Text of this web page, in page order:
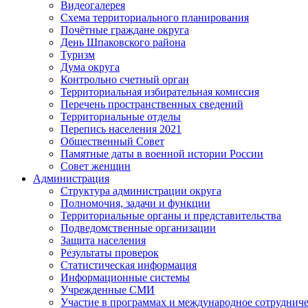
Видеогалерея
Схема территориального планирования
Почётные граждане округа
День Шпаковского района
Туризм
Дума округа
Контрольно счетный орган
Территориальная избирательная комиссия
Перечень пространственных сведений
Территориальные отделы
Перепись населения 2021
Общественный Совет
Памятные даты в военной истории России
Совет женщин
Администрация
Структура администрации округа
Полномочия, задачи и функции
Территориальные органы и представительства
Подведомственные организации
Защита населения
Результаты проверок
Статистическая информация
Информационные системы
Учрежденные СМИ
Участие в программах и международное